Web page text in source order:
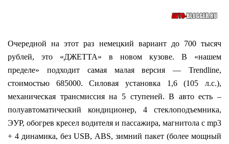
Очередной на этот раз немецкий вариант до 700 тысяч
рублей, это «ДЖЕТТА» в новом кузове. В «нашем
пределе» подходит самая малая версия — Trendline,
стоимостью 685000. Силовая установка 1,6 (105 л.с.),
механическая трансмиссия на 5 ступеней. В авто есть –
полуавтоматический кондиционер, 4 стеклоподъемника,
ЭУР, обогрев кресел водителя и пассажира, магнитола с mp3
+ 4 динамика, без USB, ABS, зимний пакет (более мощный